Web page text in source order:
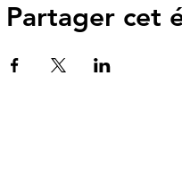
Partager cet